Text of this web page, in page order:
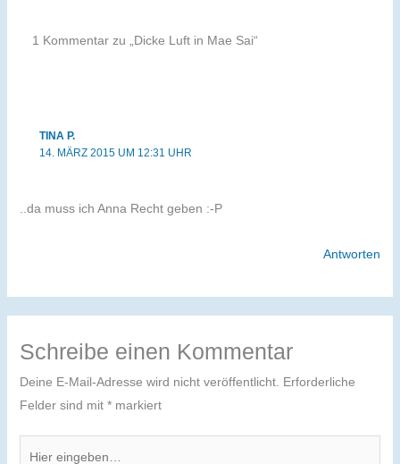
1 Kommentar zu „Dicke Luft in Mae Sai“
TINA P.
14. MÄRZ 2015 UM 12:31 UHR
..da muss ich Anna Recht geben :-P
Antworten
Schreibe einen Kommentar
Deine E-Mail-Adresse wird nicht veröffentlicht. Erforderliche
Felder sind mit *markiert